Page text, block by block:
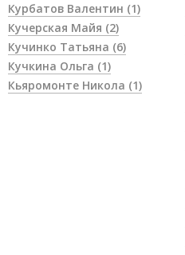
Курбатов Валентин (1)
Кучерская Майя (2)
Кучинко Татьяна (6)
Кучкина Ольга (1)
Кьяромонте Никола (1)